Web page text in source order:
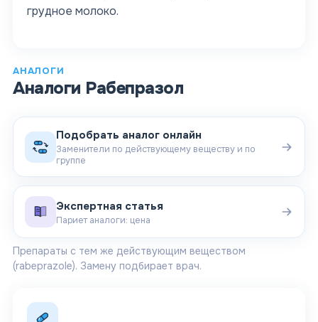
грудное молоко.
АНАЛОГИ
Аналоги Рабепразол
Подобрать аналог онлайн
Заменители по действующему веществу и по
группе
Экспертная статья
Париет аналоги: цена
Препараты с тем же действующим веществом
(rabeprazole). Замену подбирает врач.